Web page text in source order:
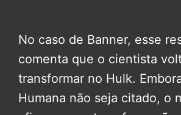
No caso de Banner, esse
comenta que o cientista
transformar no Hulk.
Humana não seja citado, o